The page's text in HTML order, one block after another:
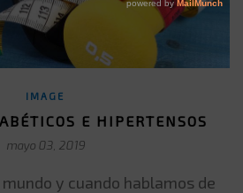
IMAGE
E HIPERTENSOS
mayo 03, 2019
y cuando hablamos de